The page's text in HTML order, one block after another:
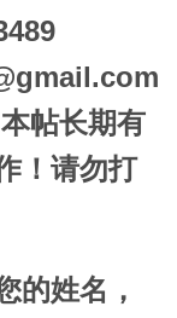
帖长期有
！请勿打
的姓名，